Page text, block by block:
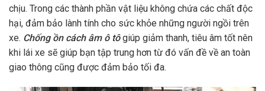
chịu. Trong các thành phần vật liệu không chứa các chất độc
hại, đảm bảo lành tính cho sức khỏe những người ngồi trên
xe. Chống ồn cách âm ô tôgiúp giảm thanh, tiêu âm tốt nên
khi lái xe sẽ giúp bạn tập trung hơn từ đó vấn đề về an toàn
giao thông cũng được đảm bảo tối đa.